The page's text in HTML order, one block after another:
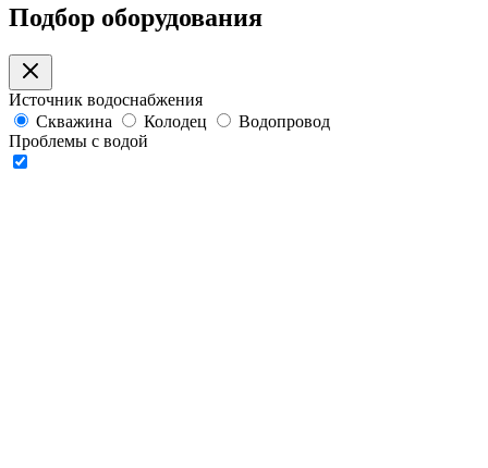
Подбор оборудования
Источник водоснабжения
Скважина
Колодец
Водопровод
Проблемы с водой